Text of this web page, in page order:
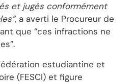
et jugés conformément
, a averti le Procureur de
que “ces infractions ne
estudiantine et
(FESCI) et figure